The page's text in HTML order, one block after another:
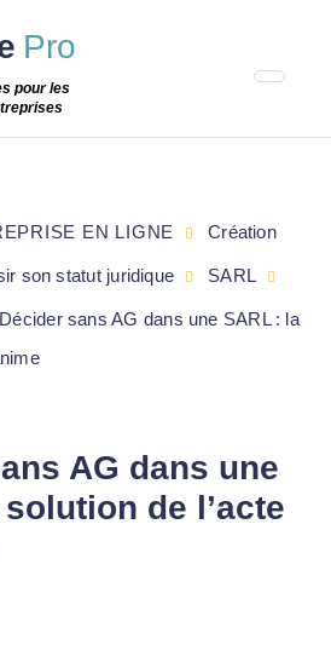
Pro
pour les
AG dans une
de l’acte
EN LIGNE Création
son statut juridique SARL
Décider sans AG dans une SARL : la